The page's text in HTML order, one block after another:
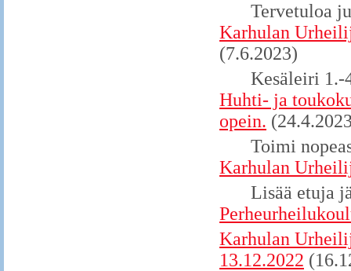
Tervetuloa
Karhulan
(7.6.2023)
Kesäleiri 1.-
Huhti- ja
opein.
Toimi
Karhulan
Lisää etuja
Karhulan
13.12.2022